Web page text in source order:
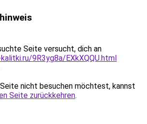
Seite versucht, dich an
9R3yg8a/EXkXQQU.html
nicht besuchen möchtest, kannst
Seite zurückkehren.